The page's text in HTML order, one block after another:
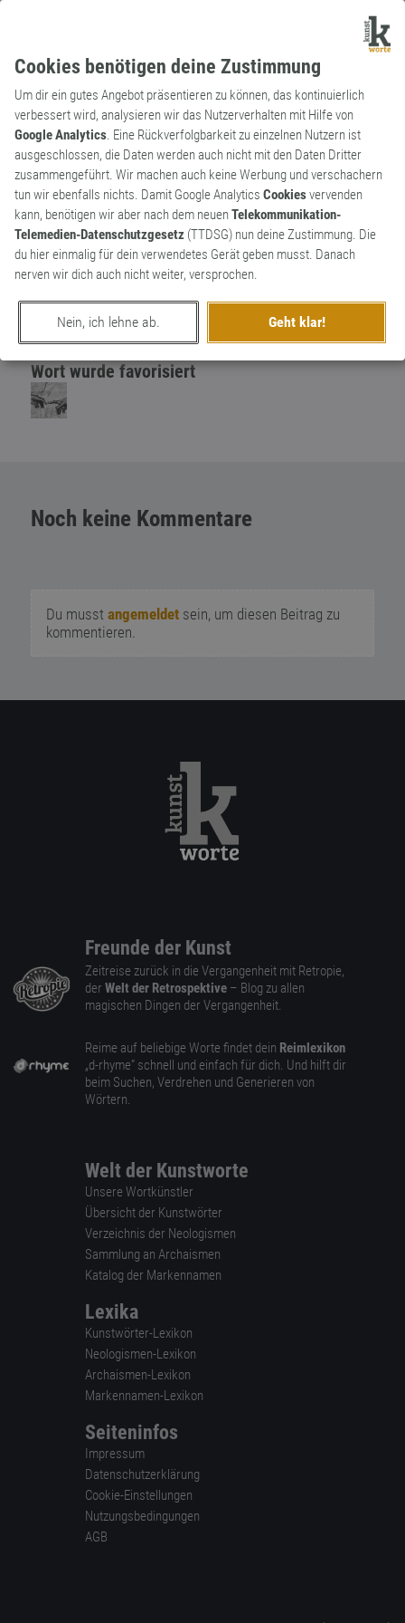
Cookies benötigen deine Zustimmung
Um dir ein gutes Angebot präsentieren zu können, das kontinuierlich
verbessert wird, analysieren wir das Nutzerverhalten mit Hilfe von
Google Analytics. Eine Rückverfolgbarkeit zu einzelnen Nutzern ist
ausgeschlossen, die Daten werden auch nicht mit den Daten Dritter
zusammengeführt. Wir machen auch keine Werbung und verschachern
tun wir ebenfalls nichts. Damit Google Analytics Cookiesvervenden
kann, benötigen wir aber nach dem neuenTelekommunikation-
Telemedien-Datenschutzgesetz (TTDSG) nun deine Zustimmung. Die
du hier einmalig für dein verwendetes Gerät geben musst. Danach
nerven wir dich auch nicht weiter, versprochen.
Nein, ich lehne ab. Geht klar!
Kunstwort
Substantiv
Zerschmetterling
Zerschmetterter Schmetterling
1
0
erschaffen vonPROF.X
Wort wurde favorisiert
Noch keine Kommentare
Du musst angemeldetsein, um diesen Beitrag zu
kommentieren.
Freunde der Kunst
Zeitreise zurück in die Vergangenheit mit Retropie,
der Welt der Retrospektive – Blog zu allen
magischen Dingen der Vergangenheit.
Reime auf beliebige Worte findet dein Reimlexikon
„d-rhyme” schnell und einfach für dich. Und hilft dir
beim Suchen, Verdrehen und Generieren von
Wörtern.
Welt der Kunstworte
Unsere Wortkünstler
Übersicht der Kunstwörter
Verzeichnis der Neologismen
Sammlung an Archaismen
Katalog der Markennamen
Lexika
Kunstwörter-Lexikon
Neologismen-Lexikon
Archaismen-Lexikon
Markennamen-Lexikon
Seiteninfos
Impressum
Datenschutzerklärung
Cookie-Einstellungen
Nutzungsbedingungen
AGB